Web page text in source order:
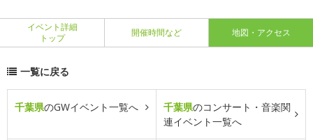
イベント詳細
トップ
開催時間など 地図・アクセス
一覧に戻る
千葉県のGWイベント一覧へ 千葉県のコンサート・音楽関
連イベント一覧へ